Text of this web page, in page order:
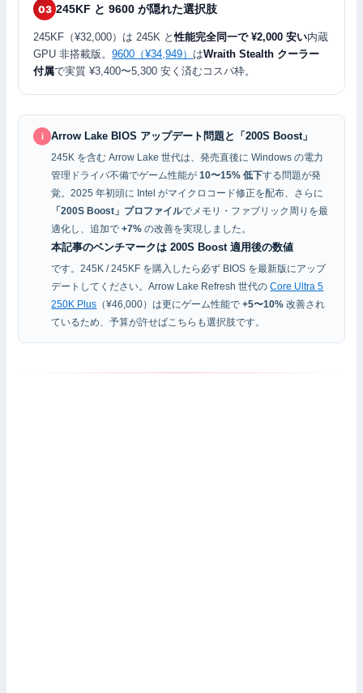
03 245KF と 9600 が隠れた選択肢
245KF（¥32,000）は 245K と性能完全同一で ¥2,000 安い内蔵
GPU 非搭載版。9600（¥34,949） はWraith Stealth クーラー
付属で実質 ¥3,400〜5,300 安く済むコスパ枠。
i Arrow Lake BIOS アップデート問題と「200S Boost」
245K を含む Arrow Lake 世代は、発売直後に Windows の電力
管理ドライバ不備でゲーム性能が10〜15% 低下する問題が発
覚。2025 年初頭に Intel がマイクロコード修正を配布、さらに
「200S Boost」プロファイルでメモリ・ファブリック周りを最
適化し、追加で+7% の改善を実現しました。
本記事のベンチマークは 200S Boost 適用後の数値
です。245K / 245KF を購入したら必ず BIOS を最新版にアップ
デートしてください。Arrow Lake Refresh 世代のCore Ultra 5
250K Plus （¥46,000）は更にゲーム性能で+5〜10% 改善され
ているため、予算が許せばこちらも選択肢です。